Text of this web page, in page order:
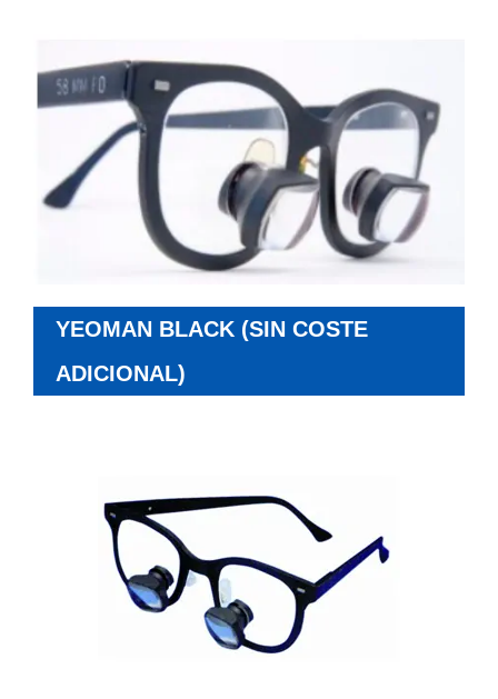
YEOMAN BLACK (SIN COSTE
ADICIONAL)